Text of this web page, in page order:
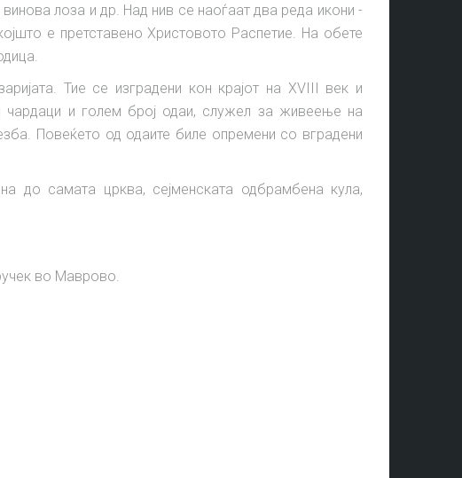
лоза и др. Над нив се наоѓаат два реда икони -
е претставено Христовото Распетие. На обете
Тие се изградени кон крајот на XVIII век и
чардаци и голем број одаи, служел за живеење на
Повеќето од одаите биле опремени со вградени
до самата црква, сејменската одбрамбена кула,
во Маврово.